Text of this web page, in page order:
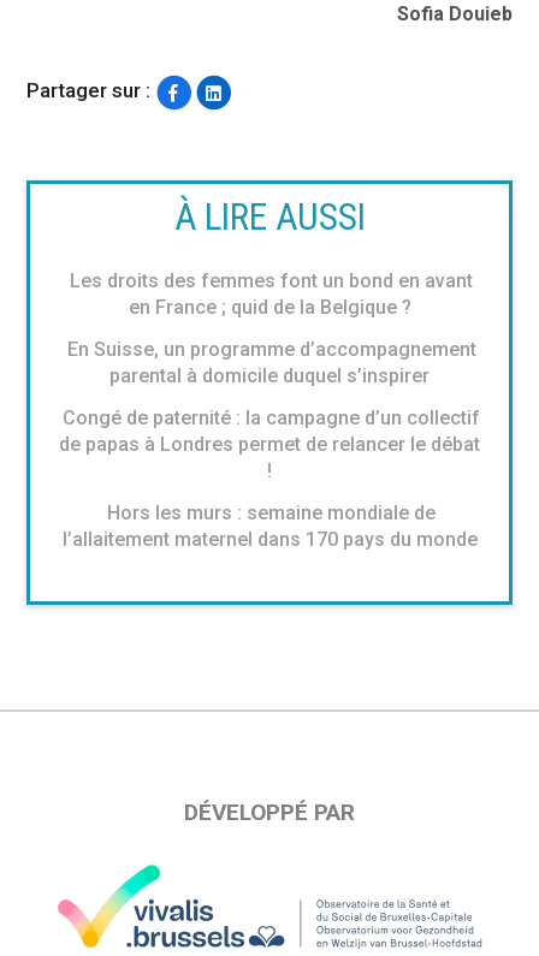
Sofia Douieb
Partager sur :
À LIRE AUSSI
Les droits des femmes font un bond en avant
en France ; quid de la Belgique ?
En Suisse, un programme d’accompagnement
parental à domicile duquel s’inspirer
Congé de paternité : la campagne d’un collectif
de papas à Londres permet de relancer le débat
!
Hors les murs : semaine mondiale de
l’allaitement maternel dans 170 pays du monde
DÉVELOPPÉ PAR